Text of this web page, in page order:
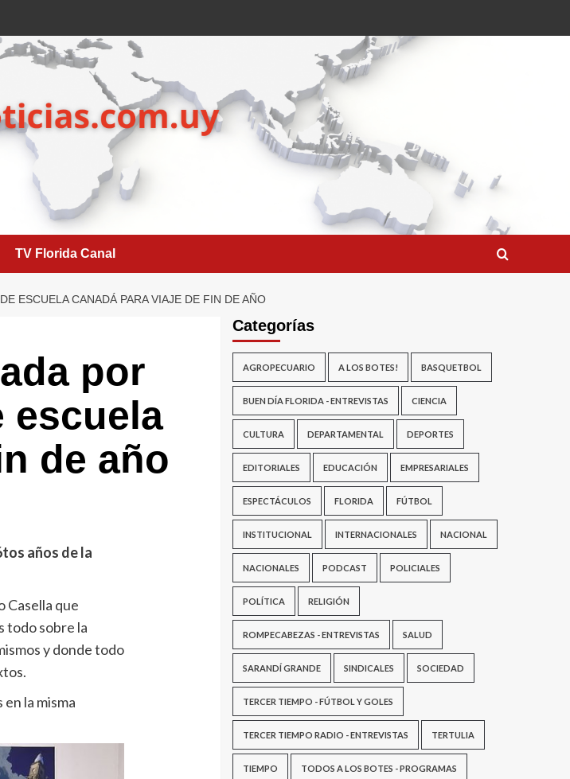
TV Florida Canal
ESCUELA CANADÁ PARA VIAJE DE FIN DE AÑO
por
escuela
de año
años de la
Casella que
todo sobre la
y donde todo
la misma
Categorías
AGROPECUARIO A LOS BOTES! BASQUETBOL
BUEN DÍA FLORIDA - ENTREVISTAS CIENCIA
CULTURA DEPARTAMENTAL DEPORTES
EDITORIALES EDUCACIÓN EMPRESARIALES
ESPECTÁCULOS FLORIDA FÚTBOL
INSTITUCIONAL INTERNACIONALES NACIONAL
NACIONALES PODCAST POLICIALES
POLÍTICA RELIGIÓN
ROMPECABEZAS - ENTREVISTAS SALUD
SARANDÍ GRANDE SINDICALES SOCIEDAD
TERCER TIEMPO - FÚTBOL Y GOLES
TERCER TIEMPO RADIO - ENTREVISTAS TERTULIA
TIEMPO TODOS A LOS BOTES - PROGRAMAS